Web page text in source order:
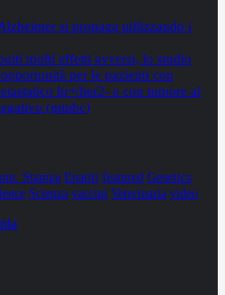
si propaga utilizzando i
molti effetti avversi, lo studio
per le pazienti con
hr+/her2- e con tumore al
(mtnbc)
Stampa Epatiti featured Genetica
Scienza vaccini Veterinaria video